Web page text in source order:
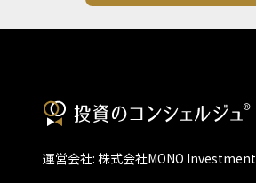
運営会社: 株式会社MONO Investment